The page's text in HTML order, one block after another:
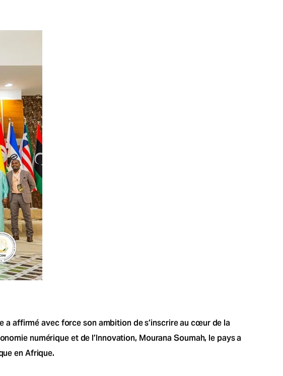
a affirmé avec force son ambition de s’inscrire au cœur de la
numérique et de l’Innovation, Mourana Soumah, le pays a
en Afrique.